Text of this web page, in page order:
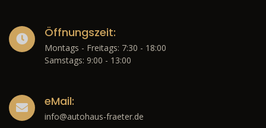
Öffnungszeit:
Montags - Freitags: 7:30 - 18:00
Samstags: 9:00 - 13:00
eMail:
info@autohaus-fraeter.de